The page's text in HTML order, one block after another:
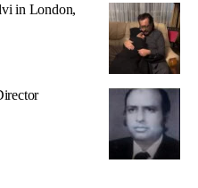
in London,